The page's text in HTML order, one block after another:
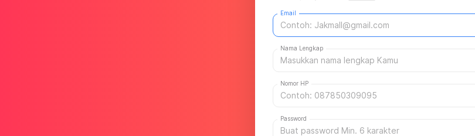
Email
Nama Lengkap
Nomor HP
Password